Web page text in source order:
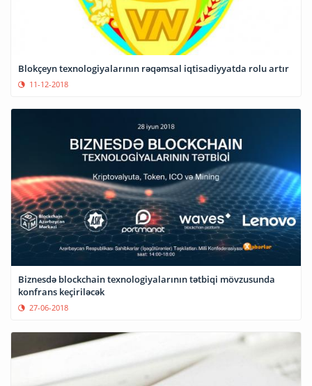
Blokçeyn texnologiyalarının rəqəmsal iqtisadiyyatda rolu artır
11-12-2018
Biznesdə blockchain texnologiyalarının tətbiqi mövzusunda
konfrans keçiriləcək
27-06-2018